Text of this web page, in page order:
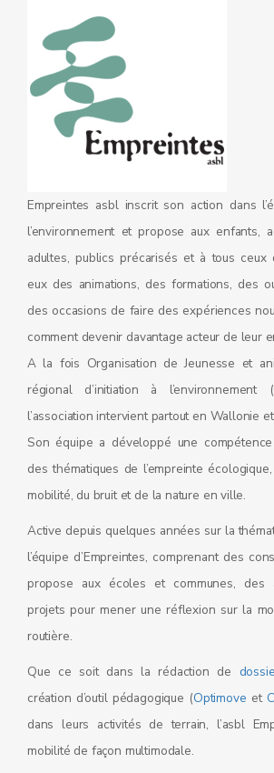
Empreintes asbl inscrit son action dans
l’environnement et propose aux enfants,
adultes, publics précarisés et à tous ceux
eux des animations, des formations, des
des occasions de faire des expériences
comment devenir davantage acteur de leur
A la fois Organisation de Jeunesse et
régional d’initiation à l’environnement
l’association intervient partout en Wallonie
Son équipe a développé une
des thématiques de l’empreinte
mobilité, du bruit et de la nature en ville.
Active depuis quelques années sur la
l’équipe d’Empreintes, comprenant des
propose aux écoles et communes, des
projets pour mener une réflexion sur la
routière.
Que ce soit dans la rédaction de
création d’outil pédagogique (Optimove et
dans leurs activités de terrain, l’asbl
mobilité de façon multimodale.